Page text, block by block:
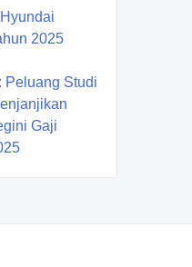
2025
Peluang Studi
Gaji